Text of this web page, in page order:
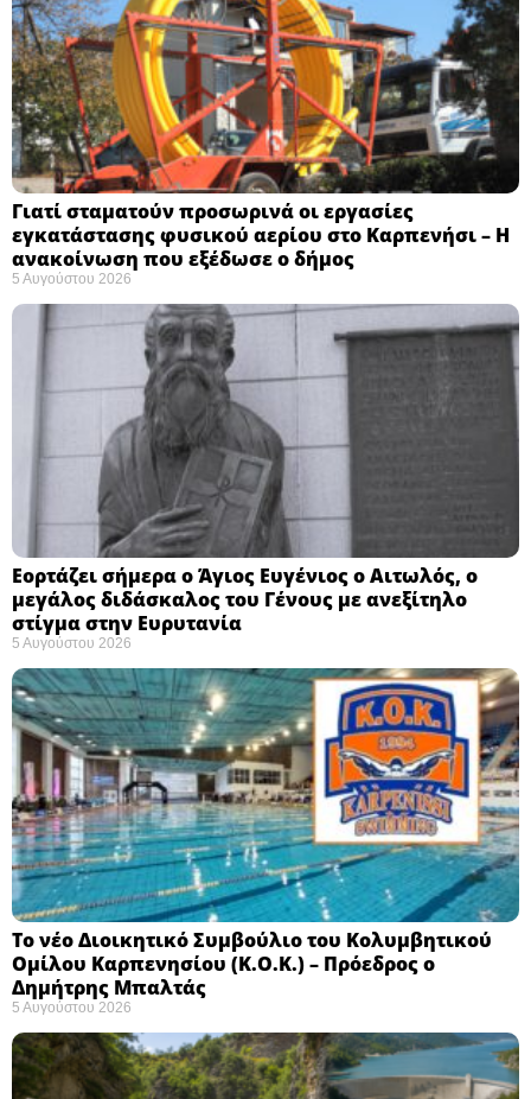
Γιατί σταματούν προσωρινά οι εργασίες
εγκατάστασης φυσικού αερίου στο Καρπενήσι – Η
ανακοίνωση που εξέδωσε ο δήμος
5 Αυγούστου 2026
Εορτάζει σήμερα ο Άγιος Ευγένιος ο Αιτωλός, ο
μεγάλος διδάσκαλος του Γένους με ανεξίτηλο
στίγμα στην Ευρυτανία
5 Αυγούστου 2026
Το νέο Διοικητικό Συμβούλιο του Κολυμβητικού
Ομίλου Καρπενησίου (Κ.Ο.Κ.) – Πρόεδρος ο
Δημήτρης Μπαλτάς
5 Αυγούστου 2026